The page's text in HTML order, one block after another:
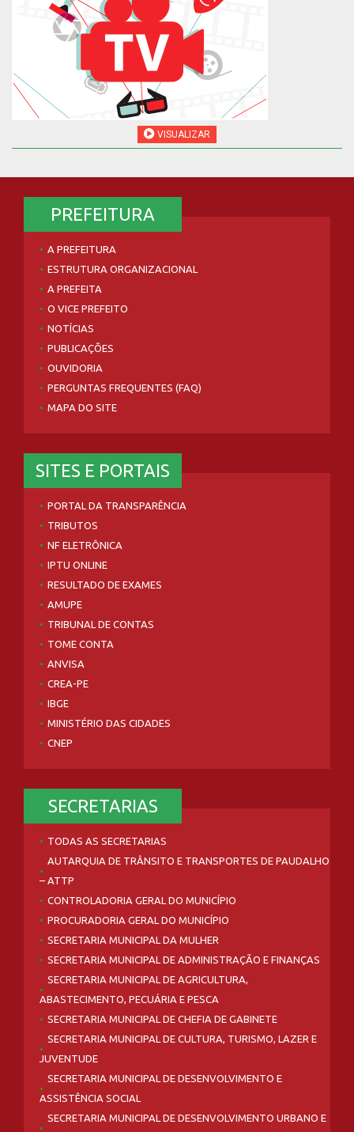
VISUALIZAR
PREFEITURA
A PREFEITURA
ESTRUTURA ORGANIZACIONAL
A PREFEITA
O VICE PREFEITO
NOTÍCIAS
PUBLICAÇÕES
OUVIDORIA
PERGUNTAS FREQUENTES (FAQ)
MAPA DO SITE
SITES E PORTAIS
PORTAL DA TRANSPARÊNCIA
TRIBUTOS
NF ELETRÔNICA
IPTU ONLINE
RESULTADO DE EXAMES
AMUPE
TRIBUNAL DE CONTAS
TOME CONTA
ANVISA
CREA-PE
IBGE
MINISTÉRIO DAS CIDADES
CNEP
SECRETARIAS
TODAS AS SECRETARIAS
AUTARQUIA DE TRÂNSITO E TRANSPORTES DE PAUDALHO
– ATTP
CONTROLADORIA GERAL DO MUNICÍPIO
PROCURADORIA GERAL DO MUNICÍPIO
SECRETARIA MUNICIPAL DA MULHER
SECRETARIA MUNICIPAL DE ADMINISTRAÇÃO E FINANÇAS
SECRETARIA MUNICIPAL DE AGRICULTURA,
ABASTECIMENTO, PECUÁRIA E PESCA
SECRETARIA MUNICIPAL DE CHEFIA DE GABINETE
SECRETARIA MUNICIPAL DE CULTURA, TURISMO, LAZER E
JUVENTUDE
SECRETARIA MUNICIPAL DE DESENVOLVIMENTO E
ASSISTÊNCIA SOCIAL
SECRETARIA MUNICIPAL DE DESENVOLVIMENTO URBANO E